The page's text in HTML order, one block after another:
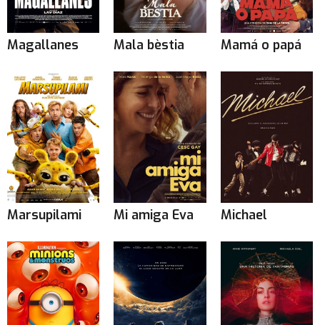
Magallanes Mala bèstia Mamá o papá
Marsupilami Mi amiga Eva Michael